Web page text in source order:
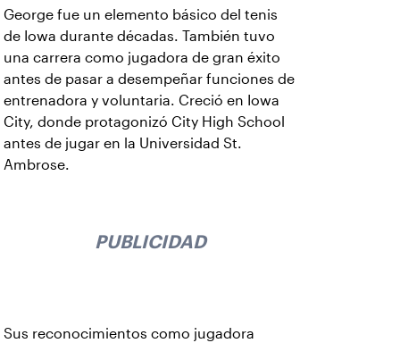
George fue un elemento básico del tenis
de Iowa durante décadas. También tuvo
una carrera como jugadora de gran éxito
antes de pasar a desempeñar funciones de
entrenadora y voluntaria. Creció en Iowa
City, donde protagonizó City High School
antes de jugar en la Universidad St.
Ambrose.
PUBLICIDAD
Sus reconocimientos como jugadora